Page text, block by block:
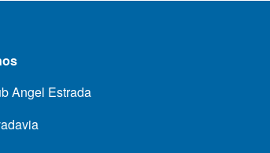
Angel Estrada